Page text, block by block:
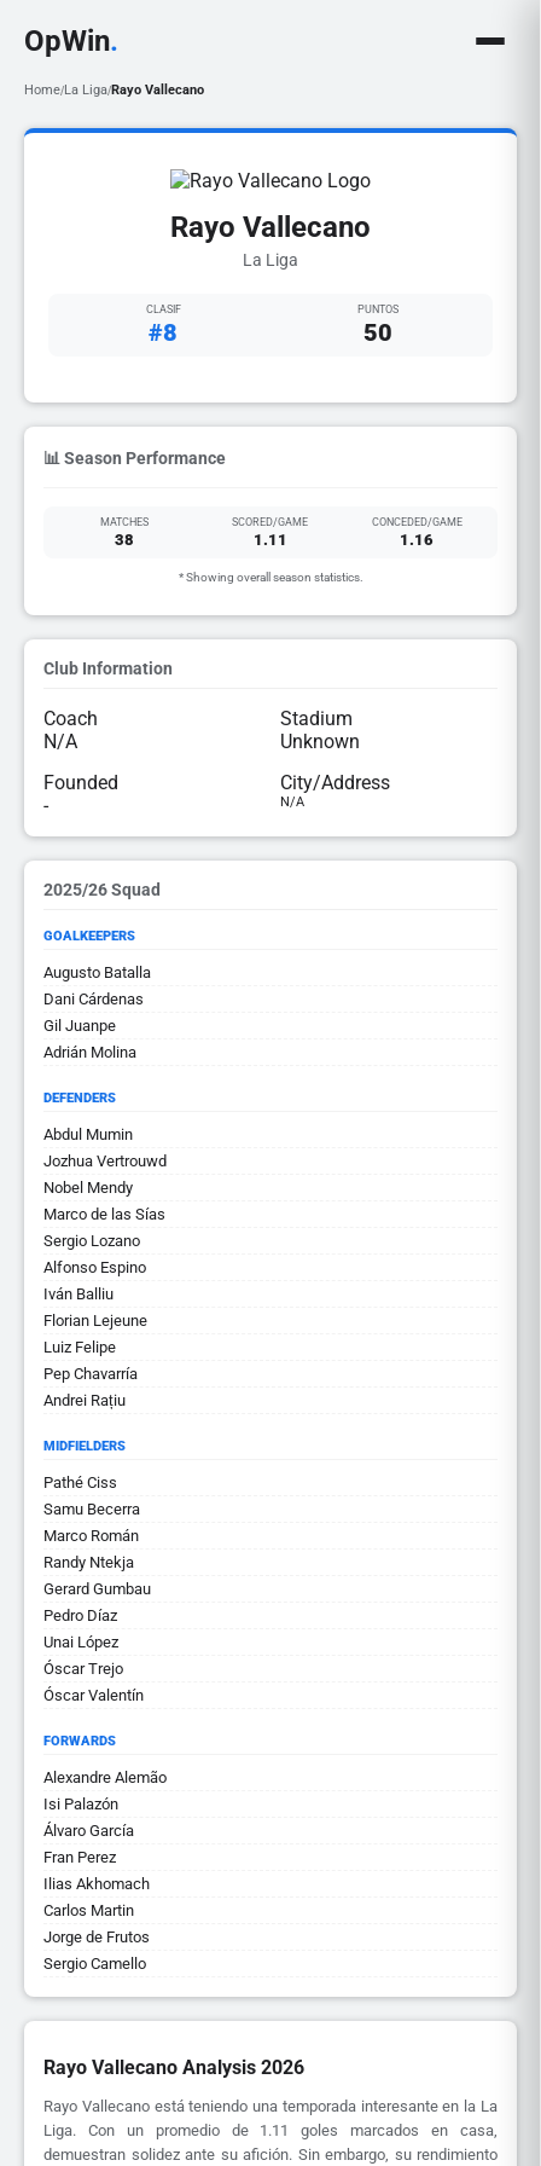
OpWin.
Home/La Liga/Rayo Vallecano
Rayo Vallecano
La Liga
CLASIF
#8
PUNTOS
50
📊 Season Performance
MATCHES
38
SCORED/GAME
1.11
CONCEDED/GAME
1.16
* Showing overall season statistics.
Club Information
Coach
N/A
Stadium
Unknown
Founded
-
City/Address
N/A
2025/26 Squad
GOALKEEPERS
Augusto Batalla
Dani Cárdenas
Gil Juanpe
Adrián Molina
DEFENDERS
Abdul Mumin
Jozhua Vertrouwd
Nobel Mendy
Marco de las Sías
Sergio Lozano
Alfonso Espino
Iván Balliu
Florian Lejeune
Luiz Felipe
Pep Chavarría
Andrei Rațiu
MIDFIELDERS
Pathé Ciss
Samu Becerra
Marco Román
Randy Ntekja
Gerard Gumbau
Pedro Díaz
Unai López
Óscar Trejo
Óscar Valentín
FORWARDS
Alexandre Alemão
Isi Palazón
Álvaro García
Fran Perez
Ilias Akhomach
Carlos Martin
Jorge de Frutos
Sergio Camello
Rayo Vallecano Analysis 2026
Rayo Vallecano está teniendo una temporada interesante en la La
Liga. Con un promedio de 1.11 goles marcados en casa,
demuestran solidez ante su afición. Sin embargo, su rendimiento